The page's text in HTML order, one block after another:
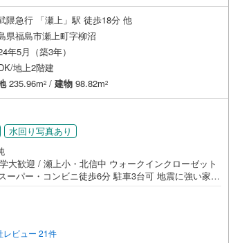
隈急行 「瀬上」駅 徒歩18分 他
県福島市瀬上町字柳沼
年5月（築3年）
地上2階建
235.96m2 / 建物 98.82m2
水回り写真あり
大歓迎 / 瀬上小・北信中 ウォークインクローゼット
たします！【ローンの相談無料！】●「住宅ローン通
ざいませんか？●お客様をサポートしながら代行で無
厳守、無理な営業も致しません。＼ライフプランシュ
/人気です ●「ローンが通っても月々ちゃんと支払え
レビュー 21件
の条件で検索する
西白河郡矢吹町
東白川郡塙町
石川郡古殿町
双葉郡浪江町(0)
の条件で検索するこの条件で検索する
の条件で検索するこの条件で検索する
海まで2km以内
角地（1）
上
この条件で検索する